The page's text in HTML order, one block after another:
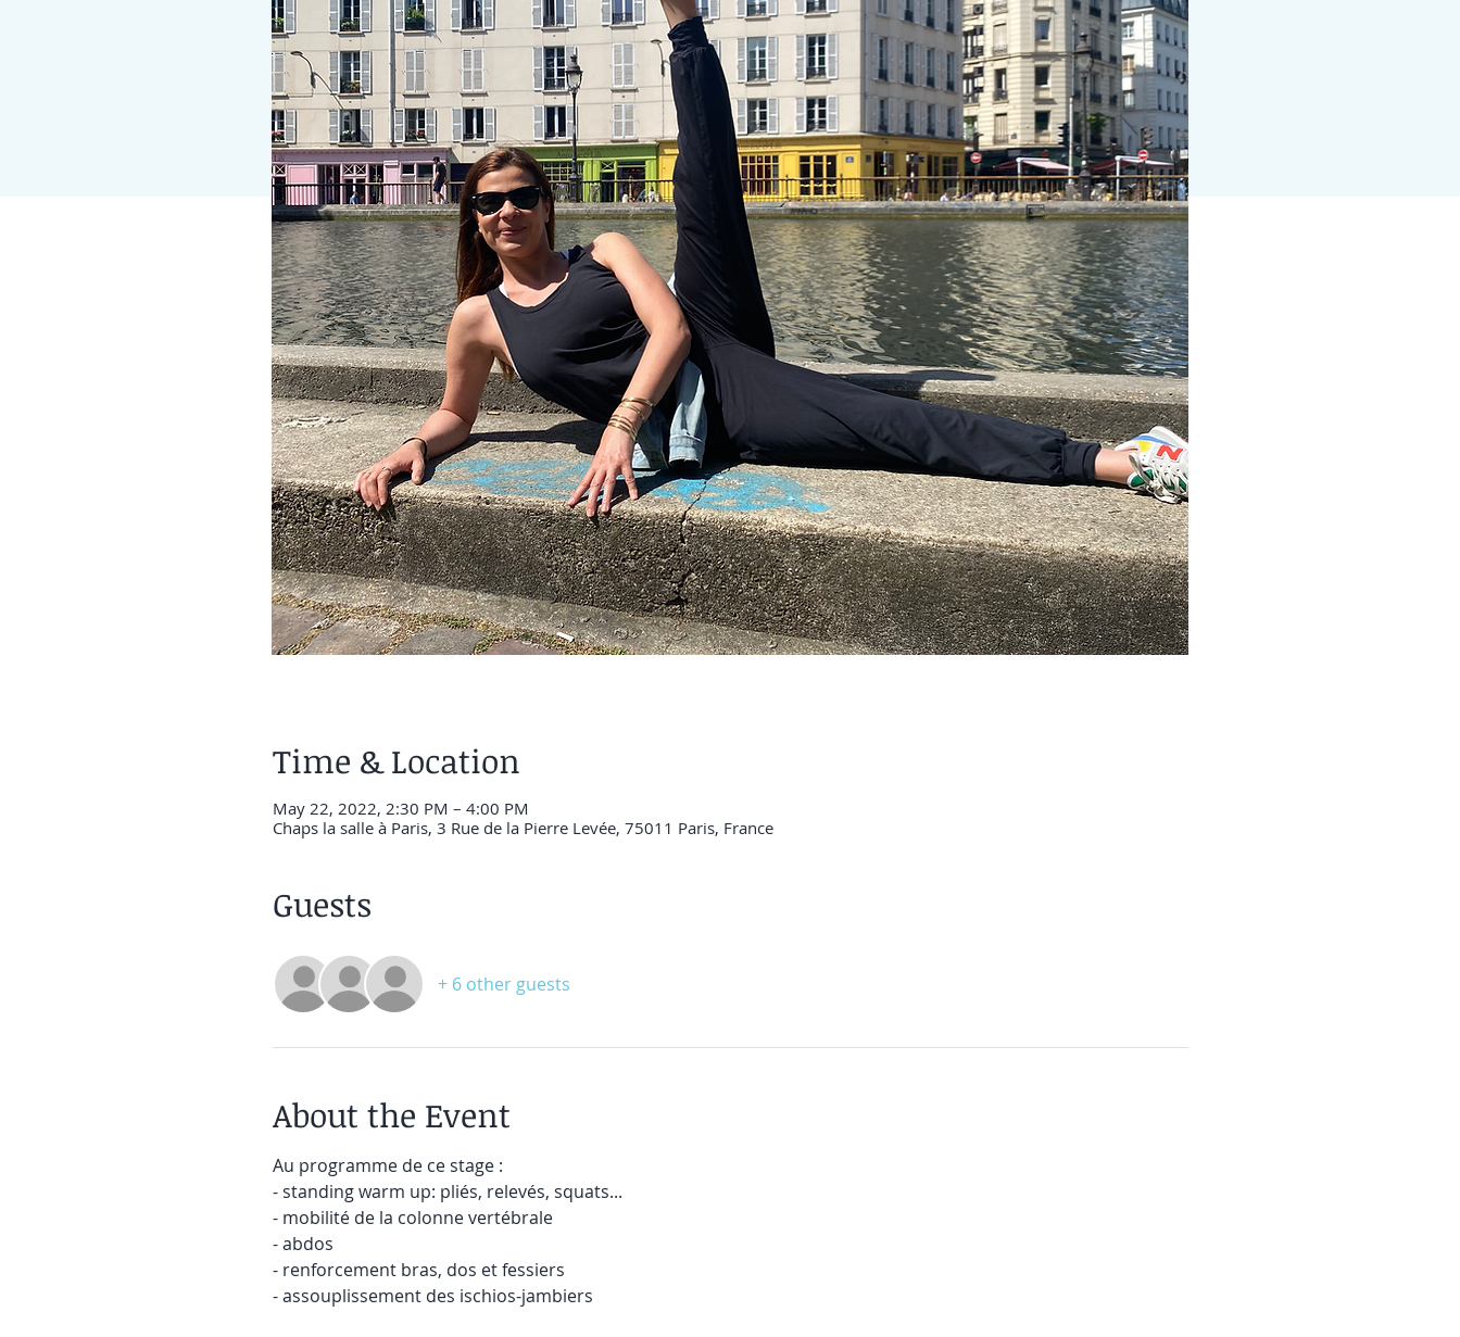
Time & Location
May 22, 2022, 2:30 PM – 4:00 PM
Chaps la salle à Paris, 3 Rue de la Pierre Levée, 75011 Paris, France
Guests
+ 6 other guests
About the Event
Au programme de ce stage :
- standing warm up: pliés, relevés, squats...
- mobilité de la colonne vertébrale
- abdos
- renforcement bras, dos et fessiers
- assouplissement des ischios-jambiers